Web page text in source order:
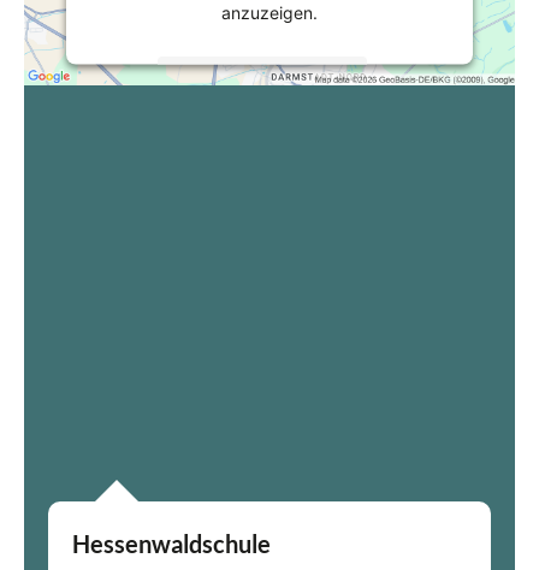
anzuzeigen.
Mehr Informationen
Hessenwaldschule